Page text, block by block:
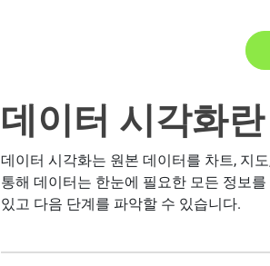
데이터 시각화
데이터 시각화는 원본 데이터를 차트, 지
통해 데이터는 한눈에 필요한 모든 정보
있고 다음 단계를 파악할 수 있습니다.